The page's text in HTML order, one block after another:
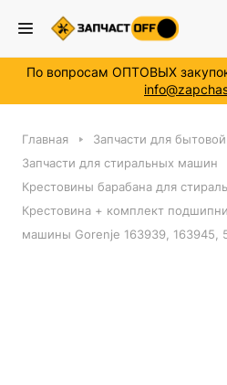
По вопросам ОПТОВЫХ
Главная
Запчасти для
Запчасти для стиральных машин
Крестовины барабана для
Крестовина + комплект
машины Gorenje 163939, 163945,